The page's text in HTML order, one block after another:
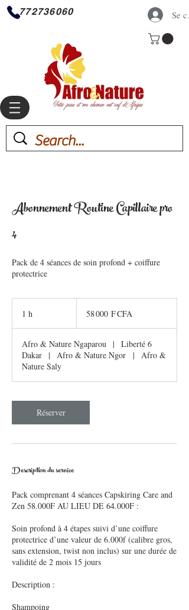
Se
772736060
Abonnement Routine Capillaire pro
4
Pack de 4 séances de soin profond + coiffure
protectrice
1 h
CFA58 000 F CFA
Afro & Nature Ngaparou |
Liberté 6
Dakar
| Afro & Nature Ngor |
Afro &
Nature Saly
Réserver
Description du service
Pack comprenant 4 séances Capskiring Care and
Zen 58.000F AU LIEU DE 64.000F :
Soin profond à 4 étapes suivi d’une coiffure
protectrice d’une valeur de 6.000f (calibre gros,
sans extension, twist non inclus) sur une durée de
validité de 2 mois 15 jours
Description :
Shampoing